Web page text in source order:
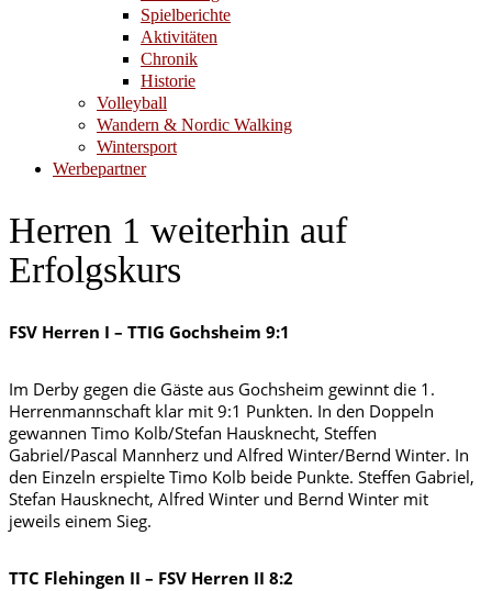
Spielberichte
Aktivitäten
Chronik
Historie
Volleyball
Wandern & Nordic Walking
Wintersport
Werbepartner
Herren 1 weiterhin auf
Erfolgskurs
FSV Herren I – TTIG Gochsheim 9:1
Im Derby gegen die Gäste aus Gochsheim gewinnt die 1.
Herrenmannschaft klar mit 9:1 Punkten. In den Doppeln
gewannen Timo Kolb/Stefan Hausknecht, Steffen
Gabriel/Pascal Mannherz und Alfred Winter/Bernd Winter. In
den Einzeln erspielte Timo Kolb beide Punkte. Steffen Gabriel,
Stefan Hausknecht, Alfred Winter und Bernd Winter mit
jeweils einem Sieg.
TTC Flehingen II – FSV Herren II 8:2